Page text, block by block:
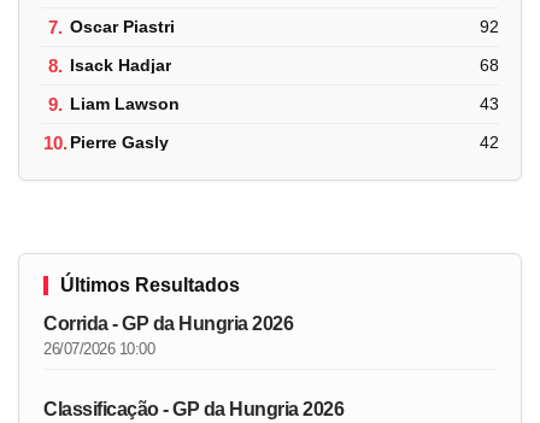
7. Oscar Piastri 92
8. Isack Hadjar 68
9. Liam Lawson 43
10.Pierre Gasly 42
Últimos Resultados
Corrida - GP da Hungria 2026
26/07/2026 10:00
Classificação - GP da Hungria 2026